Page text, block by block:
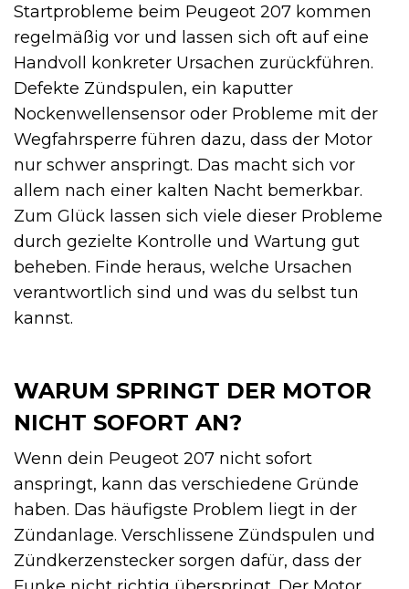
Startprobleme beim Peugeot 207 kommen
regelmäßig vor und lassen sich oft auf eine
Handvoll konkreter Ursachen zurückführen.
Defekte Zündspulen, ein kaputter
Nockenwellensensor oder Probleme mit der
Wegfahrsperre führen dazu, dass der Motor
nur schwer anspringt. Das macht sich vor
allem nach einer kalten Nacht bemerkbar.
Zum Glück lassen sich viele dieser Probleme
durch gezielte Kontrolle und Wartung gut
beheben. Finde heraus, welche Ursachen
verantwortlich sind und was du selbst tun
kannst.
WARUM SPRINGT DER MOTOR
NICHT SOFORT AN?
Wenn dein Peugeot 207 nicht sofort
anspringt, kann das verschiedene Gründe
haben. Das häufigste Problem liegt in der
Zündanlage. Verschlissene Zündspulen und
Zündkerzenstecker sorgen dafür, dass der